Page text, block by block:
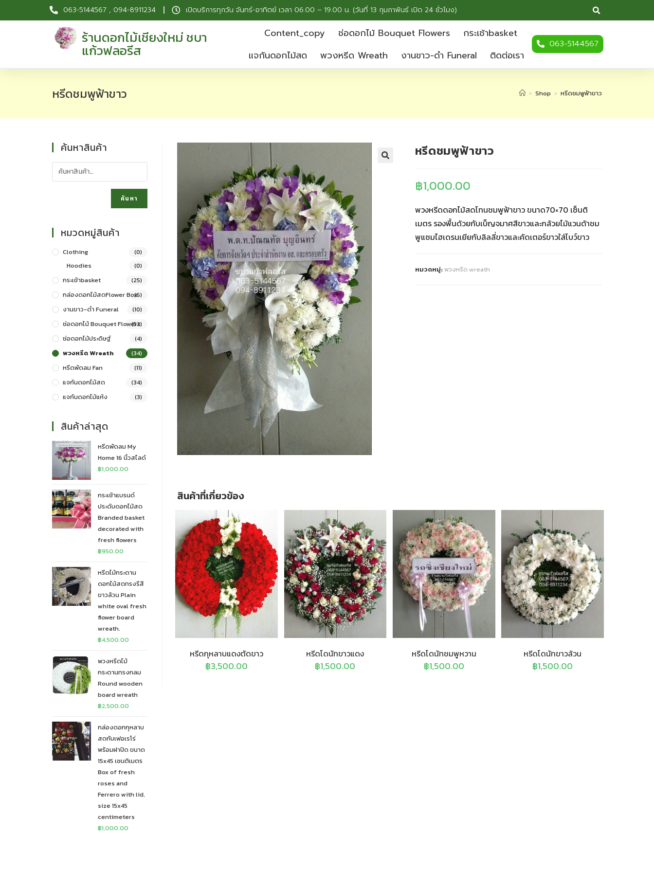
063-5144567 , 094-8911234 เปิดบริการทุกวัน จันทร์-อาทิตย์ เวลา 06.00 – 19.00 น. (วันที่ 13 กุมภาพันธ์ เปิด 24 ชั่วโมง)
ร้านดอกไม้เชียงใหม่ ชบา
แก้วฟลอรีส
Content_copy ช่อดอกไม้ Bouquet Flowers
กระเช้าbasket
แจกันดอกไม้สด
พวงหรีด Wreath งานขาว-ดำ Funeral ติดต่อเรา
063-5144567
หรีดชมพูฟ้าขาว > Shop > หรีดชมพูฟ้าขาว
หรีดชมพูฟ้าขาว
฿1,000.00
พวงหรีดดอกไม้สดโทนชมพูฟ้าขาว ขนาด70×70 เซ็นติ
เมตร รองพื้นด้วยกับเบ็ญจมาศสีขาวและกล้วยไม้แวนด้าชม
พูแซมไฮเดรนเยียกับลิลลี่ขาวและคัดเตอร์ขาวใส่โบว์ขาว
หมวดหมู่:พวงหรีด wreath
สินค้าที่เกี่ยวข้อง
หรีดกุหลาบแดงตัดขาว
฿3,500.00
หรีดโดนัทขาวแดง
฿1,500.00
หรีดโดนัทชมพูหวาน
฿1,500.00
หรีดโดนัทขาวล้วน
฿1,500.00
ค้นหาสินค้า
ค้นหา
หมวดหมู่สินค้า
Clothing (0)
Hoodies (0)
กระเช้าbasket (25)
กล่องดอกไม้สดFlower Box(6)
งานขาว-ดำ Funeral (10)
ช่อดอกไม้ Bouquet Flowers
(52)
ช่อดอกไม้ประดิษฐ์ (4)
พวงหรีด Wreath (34)
หรีดพัดลม Fan (11)
แจกันดอกไม้สด (34)
แจกันดอกไม้แห้ง (3)
สินค้าล่าสุด
หรีดพัดลม My
Home 16 นิ้วสไลด์
฿1,000.00
กระเช้าแบรนด์
ประดับดอกไม้สด
Branded basket
decorated with
fresh flowers
฿950.00
หรีดไม้กระดาน
ดอกไม้สดทรงรีสี
ขาวล้วน Plain
white oval fresh
flower board
wreath.
฿4,500.00
พวงหรีดไม้
กระดานทรงกลม
Round wooden
board wreath
฿2,500.00
กล่องดอกกุหลาบ
สดกับเฟอเรโร่
พร้อมฝาปิด ขนาด
15x45 เซนติเมตร
Box of fresh
roses and
Ferrero with lid,
size 15x45
centimeters
฿1,000.00